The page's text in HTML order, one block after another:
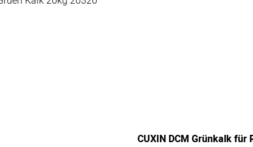
CUXIN DCM Grünkalk für